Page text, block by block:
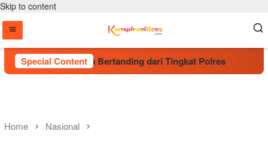
Skip to content
Special Content
Talenta Muda Bertanding dari Tingkat Polres
Home Nasional